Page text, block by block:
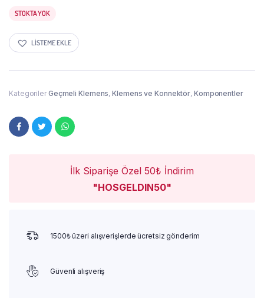
STOKTA YOK
LISTEME EKLE
Kategoriler Geçmeli Klemens,Klemens ve Konnektör, Komponentler
İlk Siparişe Özel 50₺ İndirim
"HOSGELDIN50"
1500₺ üzeri alışverişlerde ücretsiz gönderim
Güvenli alışveriş